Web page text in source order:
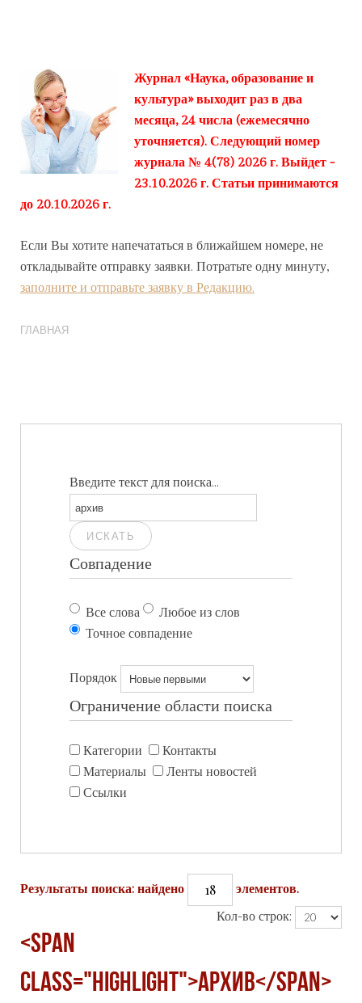
Журнал «Наука, образование и
культура» выходит раз в два
месяца, 24 числа (ежемесячно
уточняется). Следующий номер
журнала № 4(78) 2026 г. Выйдет -
23.10.2026 г. Статьи принимаются
до 20.10.2026 г.
Если Вы хотите напечататься в ближайшем номере, не
откладывайте отправку заявки. Потратьте одну минуту,
заполните и отправьте заявку в Редакцию.
ГЛАВНАЯ
Введите текст для поиска...
ИСКАТЬ
Совпадение
Все слова
Любое из слов
Точное совпадение
Порядок
Ограничение области поиска
Категории
Контакты
Материалы
Ленты новостей
Ссылки
Результаты поиска: найдено 18
элементов.
Кол-во строк:
<span
class="highlight">Архив</span>